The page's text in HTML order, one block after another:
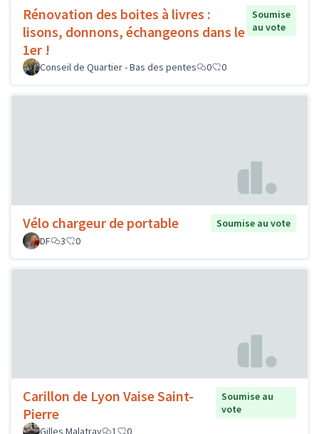
Rénovation des boites à livres :
lisons, donnons, échangeons dans le
1er !
Soumise
au vote
Conseil de Quartier - Bas des pentes 0 0
Vélo chargeur de portable
Soumise au vote
DF
3 0
Carillon de Lyon Vaise Saint-
Pierre
Soumise au
vote
Gilles Malatray
1 0